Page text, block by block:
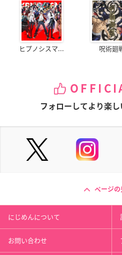
ヒプノシスマ... 呪術廻
フォローしてより楽し
ページの
にじめんについて
お問い合わせ